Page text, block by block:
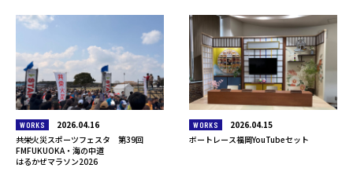
WORKS
2026.04.16
共栄火災スポーツフェスタ 第39回
FMFUKUOKA・海の中道
はるかぜマラソン2026
WORKS
2026.04.15
ボートレース福岡YouTubeセット